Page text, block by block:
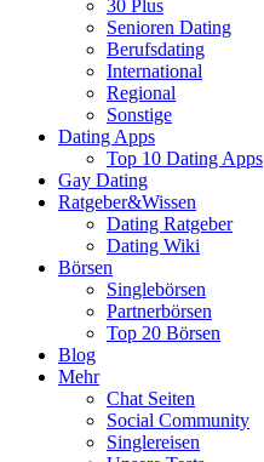
30 Plus
Senioren Dating
Berufsdating
International
Regional
Sonstige
Dating Apps
Top 10 Dating Apps
Gay Dating
Ratgeber&Wissen
Dating Ratgeber
Dating Wiki
Börsen
Singlebörsen
Partnerbörsen
Top 20 Börsen
Blog
Mehr
Chat Seiten
Social Community
Singlereisen